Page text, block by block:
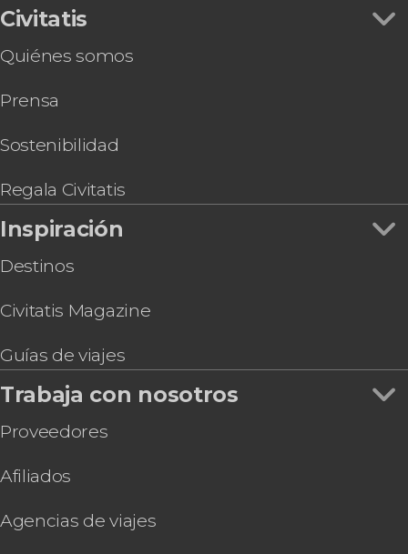
Civitatis
Quiénes somos
Prensa
Sostenibilidad
Regala Civitatis
Inspiración
Destinos
Civitatis Magazine
Guías de viajes
Trabaja con nosotros
Proveedores
Afiliados
Agencias de viajes